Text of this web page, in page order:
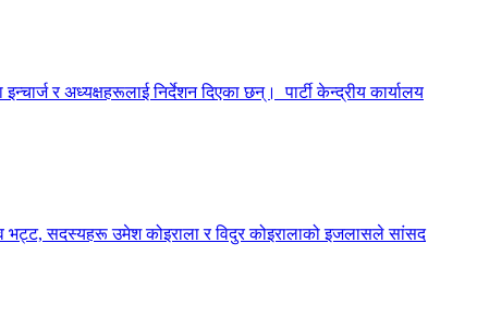
र अध्यक्षहरूलाई निर्देशन दिएका छन्। पार्टी केन्द्रीय कार्यालय
भट्ट, सदस्यहरू उमेश कोइराला र विदुर कोइरालाको इजलासले सांसद